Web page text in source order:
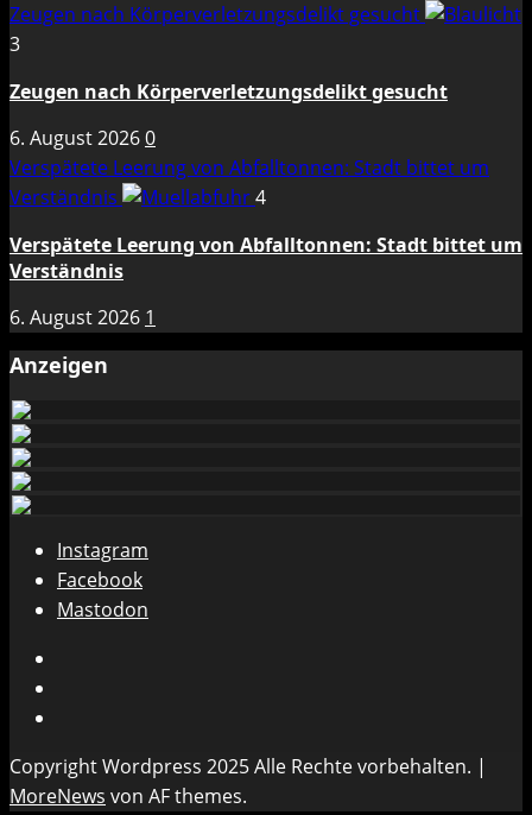
Zeugen nach Körperverletzungsdelikt gesucht
3
Zeugen nach Körperverletzungsdelikt gesucht
6. August 20260
Verspätete Leerung von Abfalltonnen: Stadt bittet um
Verständnis
4
Verspätete Leerung von Abfalltonnen: Stadt bittet um
Verständnis
6. August 2026 1
Anzeigen
Instagram
Facebook
Mastodon
Copyright Wordpress 2025 Alle Rechte vorbehalten. |
MoreNews von AF themes.